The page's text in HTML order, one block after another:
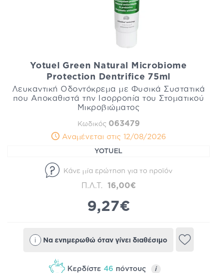
Yotuel Green Natural Microbiome
Protection Dentrifice 75ml
Λευκαντική Οδοντόκρεμα με Φυσικά Συστατικά
που Αποκαθιστά την Ισορροπία του Στοματικού
Μικροβιώματος
Κωδικός 063479
Αναμένεται στις 12/08/2026
YOTUEL
Κάνε μία ερώτηση για το προϊόν
Π.Λ.Τ. 16,00€
9,27€
i Να ενημερωθώ όταν γίνει διαθέσιμο
Κερδίστε 46 πόντους i